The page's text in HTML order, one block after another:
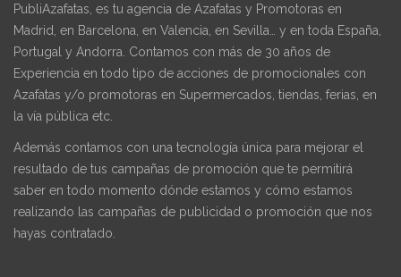
PubliAzafatas, es tu agencia de Azafatas y Promotoras en
Madrid, en Barcelona, en Valencia, en Sevilla… y en toda España,
Portugal y Andorra. Contamos con más de 30 años de
Experiencia en todo tipo de acciones de promocionales con
Azafatas y/o promotoras en Supermercados, tiendas, ferias, en
la vía pública etc.
Además contamos con una tecnología única para mejorar el
resultado de tus campañas de promoción que te permitirá
saber en todo momento dónde estamos y cómo estamos
realizando las campañas de publicidad o promoción que nos
hayas contratado.